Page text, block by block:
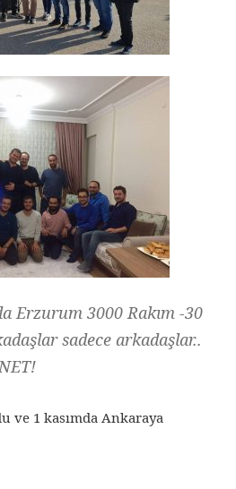
Erzurum 3000 Rakım -30
sadece arkadaşlar..
ve 1 kasımda Ankaraya